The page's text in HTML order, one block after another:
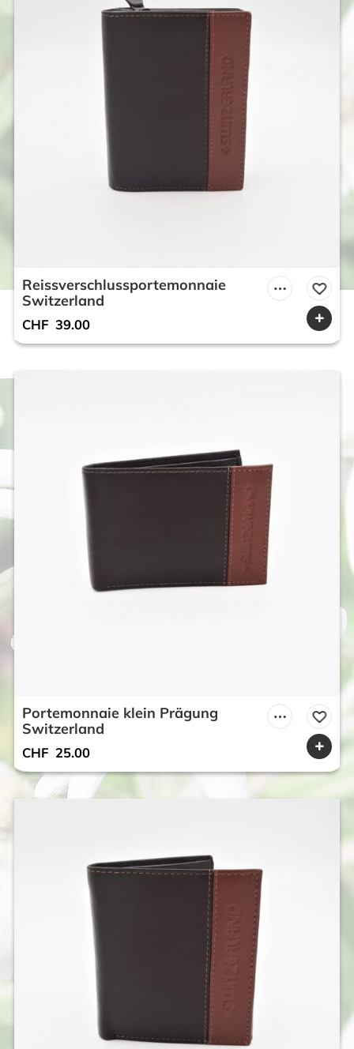
Reissverschlussportemonnaie
Switzerland
CHF 39.00
Portemonnaie klein Prägung
Switzerland
CHF 25.00